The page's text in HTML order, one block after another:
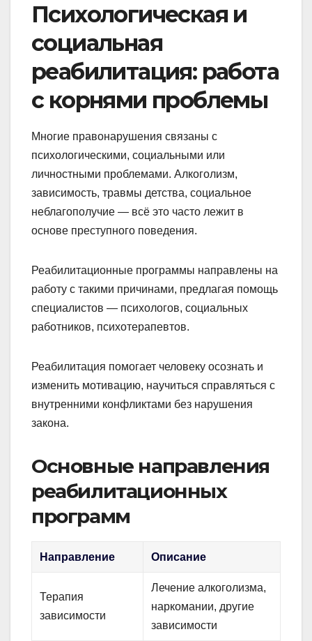
Психологическая и
социальная
реабилитация: работа
с корнями проблемы
Многие правонарушения связаны с
психологическими, социальными или
личностными проблемами. Алкоголизм,
зависимость, травмы детства, социальное
неблагополучие — всё это часто лежит в
основе преступного поведения.
Реабилитационные программы направлены на
работу с такими причинами, предлагая помощь
специалистов — психологов, социальных
работников, психотерапевтов.
Реабилитация помогает человеку осознать и
изменить мотивацию, научиться справляться с
внутренними конфликтами без нарушения
закона.
Основные направления
реабилитационных
программ
Направление Описание
Терапия
зависимости
Лечение алкоголизма,
наркомании, другие
зависимости